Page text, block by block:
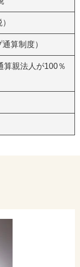
算制度）
算親法人が100％